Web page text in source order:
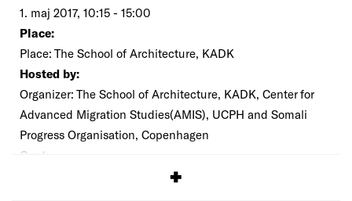
1. maj 2017, 10:15 - 15:00
Place:
Place: The School of Architecture, KADK
Hosted by:
Organizer: The School of Architecture, KADK, Center for
Advanced Migration Studies(AMIS), UCPH and Somali
Progress Organisation, Copenhagen
Cost: